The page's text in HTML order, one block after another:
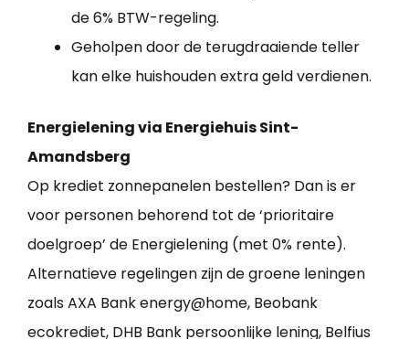
de 6% BTW-regeling.
Geholpen door de terugdraaiende teller
kan elke huishouden extra geld verdienen.
Energielening via Energiehuis Sint-
Amandsberg
Op krediet zonnepanelen bestellen? Dan is er
voor personen behorend tot de ‘prioritaire
doelgroep’ de Energielening (met 0% rente).
Alternatieve regelingen zijn de groene leningen
zoals AXA Bank energy@home, Beobank
ecokrediet, DHB Bank persoonlijke lening, Belfius